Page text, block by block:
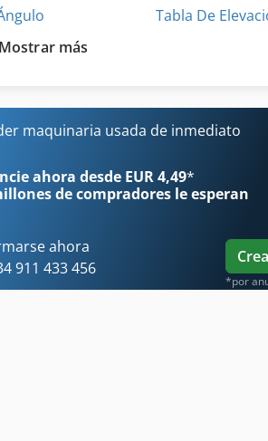
La Carpintería
La Rueda
Tabla De
Mostrar más
maquinaria usada de inmediato
ahora desde EUR 4,49*
de compradores le esperan
ahora
911 433 456
*por